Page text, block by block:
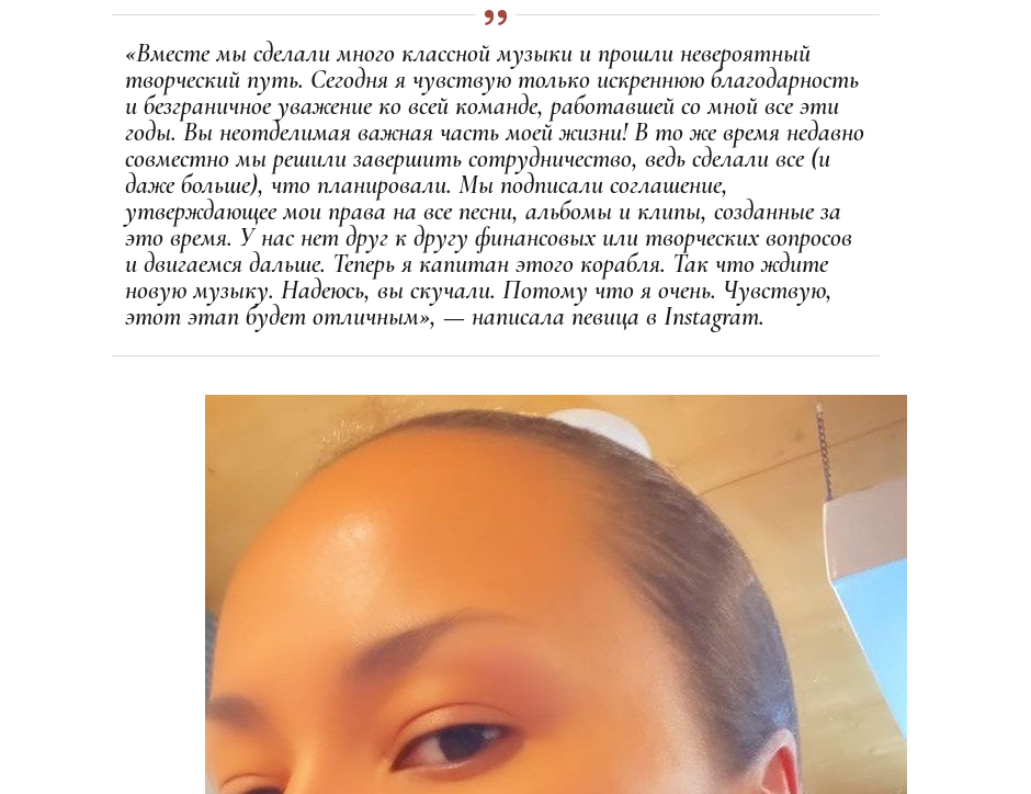
«Вместе мы сделали много классной музыки и прошли невероятный
творческий путь. Сегодня я чувствую только искреннюю благодарность
и безграничное уважение ко всей команде, работавшей со мной все эти
годы. Вы неотделимая важная часть моей жизни! В то же время недавно
совместно мы решили завершить сотрудничество, ведь сделали все (и
даже больше), что планировали. Мы подписали соглашение,
утверждающее мои права на все песни, альбомы и клипы, созданные за
это время. У нас нет друг к другу финансовых или творческих вопросов
и двигаемся дальше. Теперь я капитан этого корабля. Так что ждите
новую музыку. Надеюсь, вы скучали. Потому что я очень. Чувствую,
этот этап будет отличным», — написала певица в Instagram.